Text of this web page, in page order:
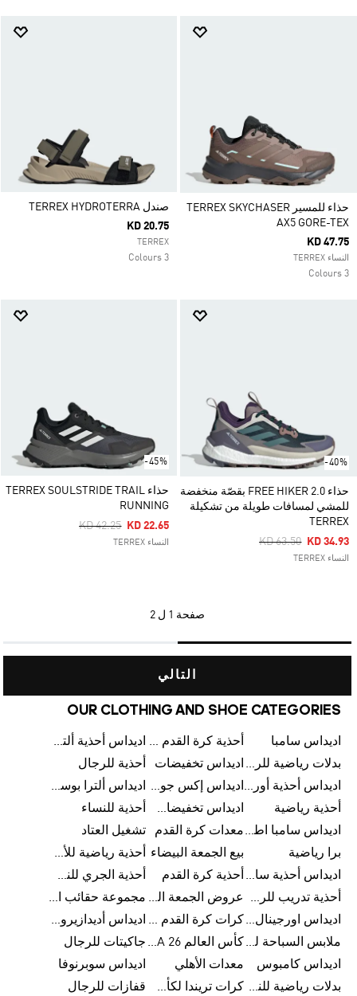
حذاء للمسير TERREX SKYCHASER
AX5 GORE-TEX
KD 47.75
النساء TERREX
3 Colours
صندل TERREX HYDROTERRA
KD 20.75
TERREX
3 Colours
-40%
حذاء FREE HIKER 2.0 بقصّة منخفضة
للمشي لمسافات طويلة من تشكيلة
TERREX
Price Reduced
KD 63.50ToKD 34.93
النساء TERREX
-45%
حذاء TERREX SOULSTRIDE TRAIL
RUNNING
Price Reduced From
KD 42.25ToKD 22.65
النساء TERREX
صفحة 1 ل 2
التالي
OUR CLOTHING AND SHOE CATEGORIES
اديداس سامبا أحذية كرة القدم للرجال
اديداس أحذية ألترا بوست للرجال
بدلات رياضية للرجال اديداس تخفيضات
أحذية للرجال
اديداس أحذية أورجينالز
اديداس إكس جود بيلينغهام
اديداس ألترا بوست
أحذية رياضية
اديداس تخفيضات للأطفال
أحذية للنساء
اديداس سامبا اطفالمعدات كرة القدم
تشغيل العتاد
برا رياضية
بيع الجمعة البيضاء
أحذية رياضية للأطفال
اديداس أحذية سامبا للنساء أحذية كرة القدم
أحذية الجري للنساء
أحذية تدريب للرجال
عروض الجمعة البيضاء للرجال
مجموعة حقائب الظهر
اديداس اورجينال ملابس
كرات كرة القدم للرجال
اديداس أديدازيرو معدات الجري
ملابس السباحة للرجال
كأس العالم FIFA 26™ جاكيتات للرجال
اديداس كامبوس
معدات الأهلي
اديداس سوبرنوفا
بدلات رياضية للنساء
كرات تريندا لكأس العالم FIFA 26™
قفازات للرجال